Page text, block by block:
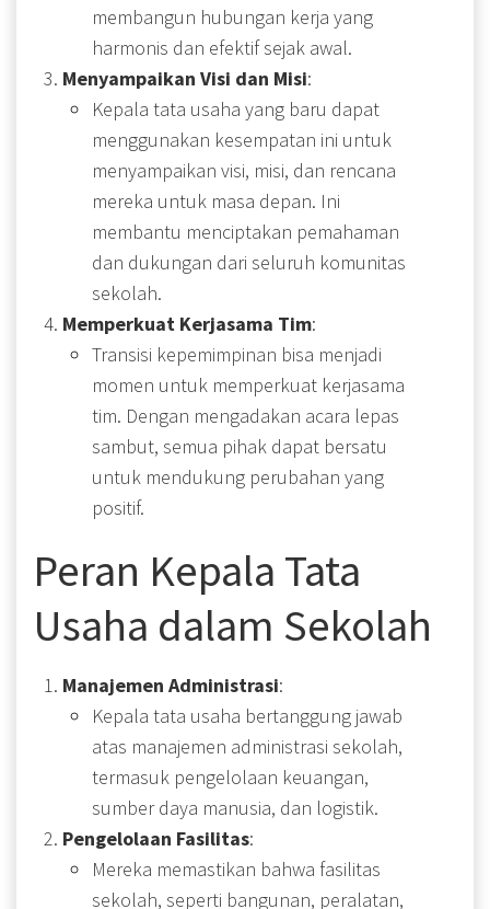
membangun hubungan kerja yang
harmonis dan efektif sejak awal.
Menyampaikan Visi dan Misi:
Kepala tata usaha yang baru dapat
menggunakan kesempatan ini untuk
menyampaikan visi, misi, dan rencana
mereka untuk masa depan. Ini
membantu menciptakan pemahaman
dan dukungan dari seluruh komunitas
sekolah.
Memperkuat Kerjasama Tim:
Transisi kepemimpinan bisa menjadi
momen untuk memperkuat kerjasama
tim. Dengan mengadakan acara lepas
sambut, semua pihak dapat bersatu
untuk mendukung perubahan yang
positif.
Peran Kepala Tata
Usaha dalam Sekolah
Manajemen Administrasi:
Kepala tata usaha bertanggung jawab
atas manajemen administrasi sekolah,
termasuk pengelolaan keuangan,
sumber daya manusia, dan logistik.
Pengelolaan Fasilitas:
Mereka memastikan bahwa fasilitas
sekolah, seperti bangunan, peralatan,